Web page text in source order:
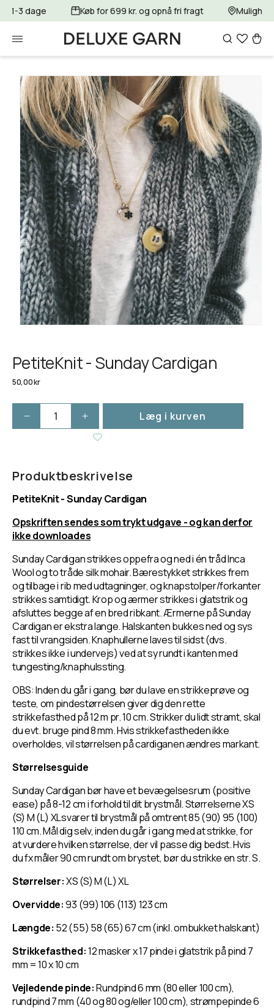
Gå til
indhold
1-3 dage Køb for 699 kr. og opnå fri fragt
Gå til
produktoplysninger
PetiteKnit - Sunday Cardigan
Normalpris
50,00 kr
Reducer
-
Cardigan
Øg
antallet
-
Cardigan
Læg i kurven
Produktbeskrivelse
PetiteKnit - Sunday Cardigan
Opskriften sendes som trykt udgave - og kan derfor
ikke downloades
Sunday Cardigan strikkes oppefra og ned i én tråd Inca
Wool og to tråde silk mohair. Bærestykket strikkes frem
og tilbage i rib med udtagninger, og knapstolper/forkanter
strikkes samtidigt. Krop og ærmer strikkes i glatstrik og
afsluttes begge af en bred ribkant. Ærmerne på Sunday
Cardigan er ekstra lange. Halskanten bukkes ned og sys
fast til vrangsiden. Knaphullerne laves til sidst (dvs.
strikkes ikke i undervejs) ved at sy rundt i kanten med
tungesting/knaphulssting.
OBS: Inden du går i gang, bør du lave en strikkeprøve og
teste, om pindestørrelsen giver dig den rette
strikkefasthed på 12 m pr. 10 cm. Strikker du lidt stramt, skal
du evt. bruge pind 8 mm. Hvis strikkefastheden ikke
overholdes, vil størrelsen på cardiganen ændres markant.
Størrelsesguide
Sunday Cardigan bør have et bevægelsesrum (positive
ease) på 8-12 cm i forhold til dit brystmål. Størrelserne XS
(S) M (L) XLsvarer til brystmål på omtrent 85 (90) 95 (100)
110 cm. Mål dig selv, inden du går i gang med at strikke, for
at vurdere hvilken størrelse, der vil passe dig bedst. Hvis
du fx måler 90 cm rundt om brystet, bør du strikke en str. S.
Størrelser:XS (S) M (L) XL
Overvidde:93 (99) 106 (113) 123 cm
Længde: 52 (55) 58 (65) 67 cm (inkl. ombukket halskant)
Strikkefasthed:12 masker x 17 pinde i glatstrik på pind 7
mm = 10 x 10 cm
Vejledende pinde:Rundpind 6 mm (80 eller 100 cm),
rundpind 7 mm (40 og 80 og/eller 100 cm), strømpepinde 6